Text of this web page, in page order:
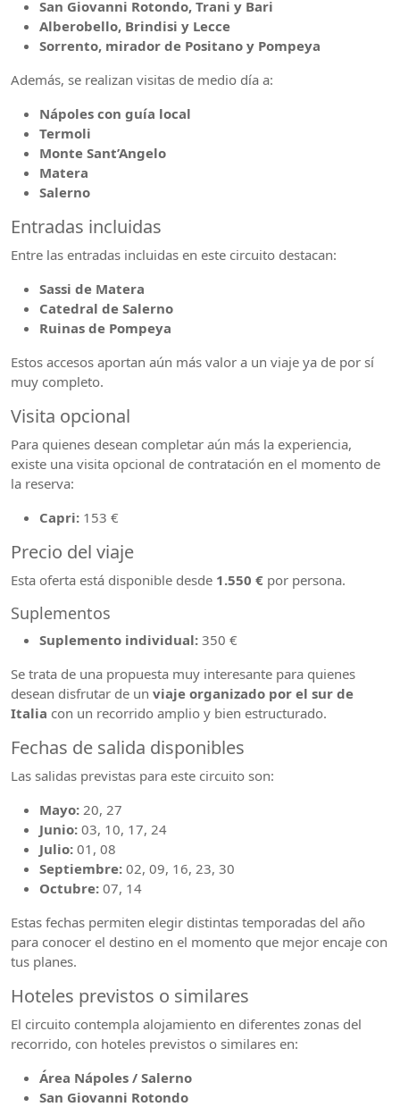
San Giovanni Rotondo, Trani y Bari
Alberobello, Brindisi y Lecce
Sorrento, mirador de Positano y Pompeya
Además, se realizan visitas de medio día a:
Nápoles con guía local
Termoli
Monte Sant’Angelo
Matera
Salerno
Entradas incluidas
Entre las entradas incluidas en este circuito destacan:
Sassi de Matera
Catedral de Salerno
Ruinas de Pompeya
Estos accesos aportan aún más valor a un viaje ya de por sí
muy completo.
Visita opcional
Para quienes desean completar aún más la experiencia,
existe una visita opcional de contratación en el momento de
la reserva:
Capri: 153 €
Precio del viaje
Esta oferta está disponible desde 1.550 € por persona.
Suplementos
Suplemento individual: 350 €
Se trata de una propuesta muy interesante para quienes
desean disfrutar de un viaje organizado por el sur de
Italia con un recorrido amplio y bien estructurado.
Fechas de salida disponibles
Las salidas previstas para este circuito son:
Mayo: 20, 27
Junio: 03, 10, 17, 24
Julio: 01, 08
Septiembre: 02, 09, 16, 23, 30
Octubre: 07, 14
Estas fechas permiten elegir distintas temporadas del año
para conocer el destino en el momento que mejor encaje con
tus planes.
Hoteles previstos o similares
El circuito contempla alojamiento en diferentes zonas del
recorrido, con hoteles previstos o similares en:
Área Nápoles / Salerno
San Giovanni Rotondo